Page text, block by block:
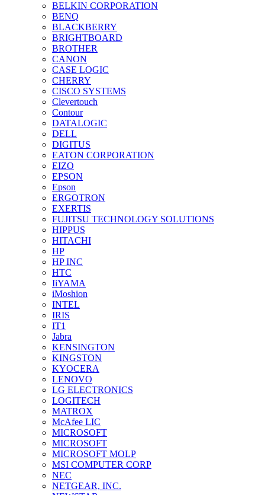
BELKIN CORPORATION
BENQ
BLACKBERRY
BRIGHTBOARD
BROTHER
CANON
CASE LOGIC
CHERRY
CISCO SYSTEMS
Clevertouch
Contour
DATALOGIC
DELL
DIGITUS
EATON CORPORATION
EIZO
EPSON
Epson
ERGOTRON
EXERTIS
FUJITSU TECHNOLOGY SOLUTIONS
HIPPUS
HITACHI
HP
HP INC
HTC
IiYAMA
iMoshion
INTEL
IRIS
IT1
Jabra
KENSINGTON
KINGSTON
KYOCERA
LENOVO
LG ELECTRONICS
LOGITECH
MATROX
McAfee LIC
MICROSOFT
MICROSOFT
MICROSOFT MOLP
MSI COMPUTER CORP
NEC
NETGEAR, INC.